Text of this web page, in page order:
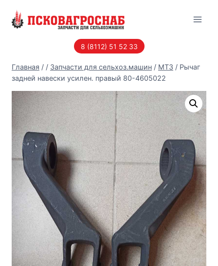
8 (8112) 51 52 33
Главная / / Запчасти для сельхоз.машин / МТЗ / Рычаг
задней навески усилен. правый 80-4605022